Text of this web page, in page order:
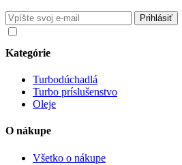
Kategórie
Turbodúchadlá
Turbo príslušenstvo
Oleje
O nákupe
Všetko o nákupe